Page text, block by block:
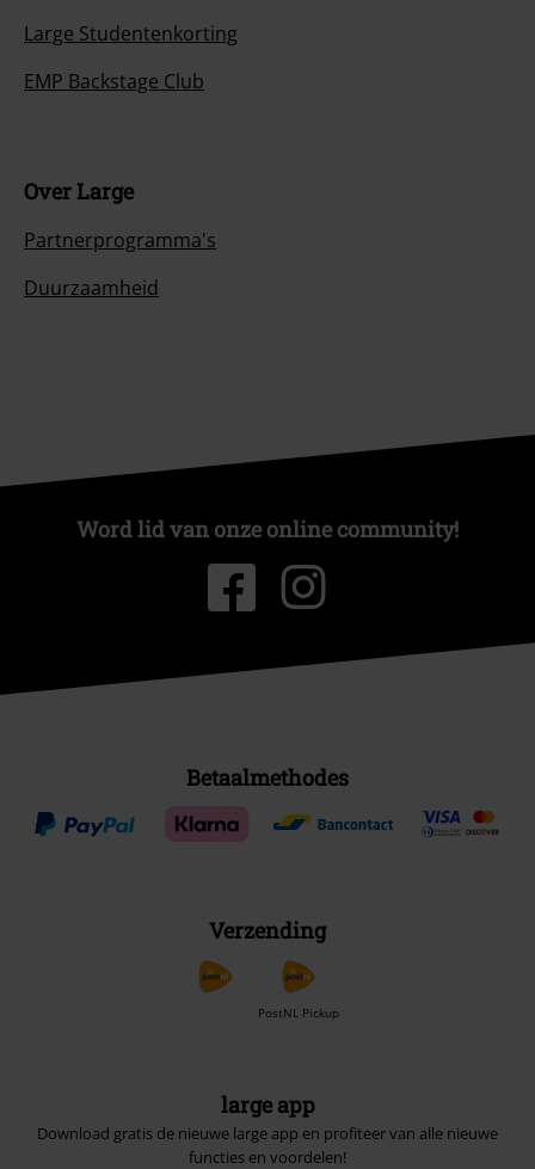
Large Studentenkorting
EMP Backstage Club
Over Large
Partnerprogramma's
Duurzaamheid
Word lid van onze online community!
Betaalmethodes
Verzending
PostNL Pickup
large app
Download gratis de nieuwe large app en profiteer van alle nieuwe
functies en voordelen!